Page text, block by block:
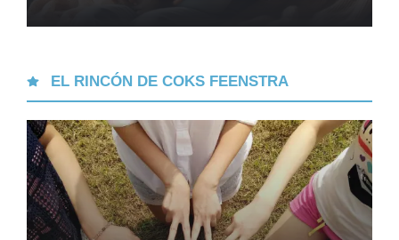
EL RINCÓN DE COKS FEENSTRA